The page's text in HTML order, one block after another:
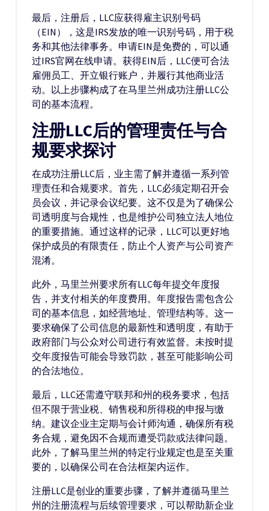
最后，注册后，LLC应获得雇主识别号码
（EIN），这是IRS发放的唯一识别号码，用于税
务和其他法律事务。申请EIN是免费的，可以通
过IRS官网在线申请。获得EIN后，LLC便可合法
雇佣员工、开立银行账户，并履行其他商业活
动。以上步骤构成了在马里兰州成功注册LLC公
司的基本流程。
注册LLC后的管理责任与合
规要求探讨
在成功注册LLC后，业主需了解并遵循一系列管
理责任和合规要求。首先，LLC必须定期召开会
员会议，并记录会议纪要。这不仅是为了确保公
司透明度与合规性，也是维护公司独立法人地位
的重要措施。通过这样的记录，LLC可以更好地
保护成员的有限责任，防止个人资产与公司资产
混淆。
此外，马里兰州要求所有LLC每年提交年度报
告，并支付相关的年度费用。年度报告需包含公
司的基本信息，如经营地址、管理结构等。这一
要求确保了公司信息的最新性和透明度，有助于
政府部门与公众对公司进行有效监督。未按时提
交年度报告可能会导致罚款，甚至可能影响公司
的合法地位。
最后，LLC还需遵守联邦和州的税务要求，包括
但不限于营业税、销售税和所得税的申报与缴
纳。建议企业主定期与会计师沟通，确保所有税
务合规，避免因不合规而遭受罚款或法律问题。
此外，了解马里兰州的特定行业规定也是至关重
要的，以确保公司在合法框架内运作。
注册LLC是创业的重要步骤，了解并遵循马里兰
州的注册流程与后续管理要求，可以帮助新企业